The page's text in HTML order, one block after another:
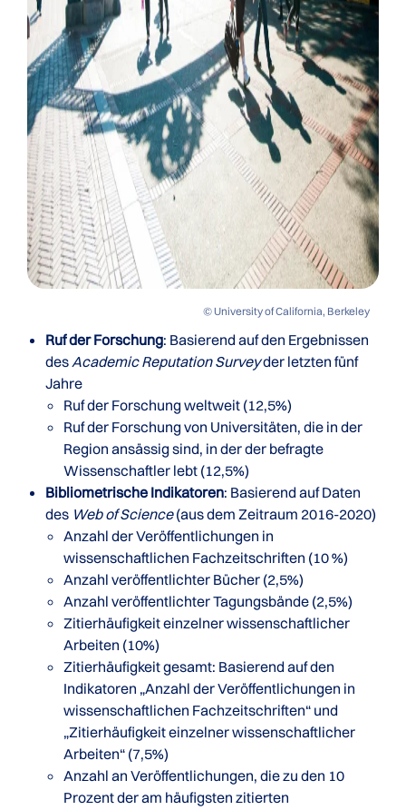
© University of California, Berkeley
Ruf der Forschung: Basierend auf den Ergebnissen
desAcademic Reputation Surveyder letzten fünf
Jahre
Ruf der Forschung weltweit (12,5%)
Ruf der Forschung von Universitäten, die in der
Region ansässig sind, in der der befragte
Wissenschaftler lebt (12,5%)
Bibliometrische Indikatoren: Basierend auf Daten
des Web of Science(aus dem Zeitraum 2016-2020)
Anzahl der Veröffentlichungen in
wissenschaftlichen Fachzeitschriften (10 %)
Anzahl veröffentlichter Bücher (2,5%)
Anzahl veröffentlichter Tagungsbände (2,5%)
Zitierhäufigkeit einzelner wissenschaftlicher
Arbeiten (10%)
Zitierhäufigkeit gesamt: Basierend auf den
Indikatoren „Anzahl der Veröffentlichungen in
wissenschaftlichen Fachzeitschriften“ und
„Zitierhäufigkeit einzelner wissenschaftlicher
Arbeiten“ (7,5%)
Anzahl an Veröffentlichungen, die zu den 10
Prozent der am häufigsten zitierten